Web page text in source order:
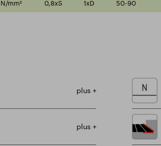
mm² 0,8xS 1xD 50-90
plus +
plus +